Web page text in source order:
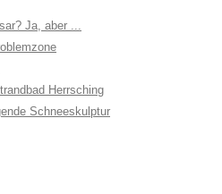
Ja, aber ...
Herrsching
Schneeskulptur